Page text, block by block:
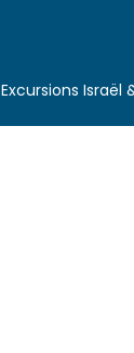
Excursions Israël